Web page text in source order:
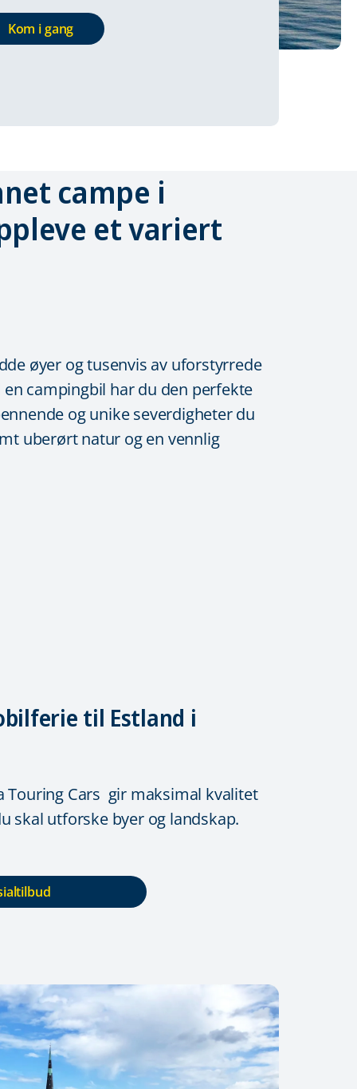
Kom i gang
campe i
et variert
øyer og tusenvis av uforstyrrede
campingbil har du den perfekte
og unike severdigheter du
uberørt natur og en vennlig
til Estland i
Touring Cars gir maksimal kvalitet
skal utforske byer og landskap.